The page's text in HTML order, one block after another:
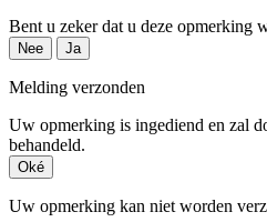
Bent u zeker dat u deze opmerking
Nee Ja
Melding verzonden
Uw opmerking is ingediend en zal
behandeld.
Oké
Uw opmerking kan niet worden